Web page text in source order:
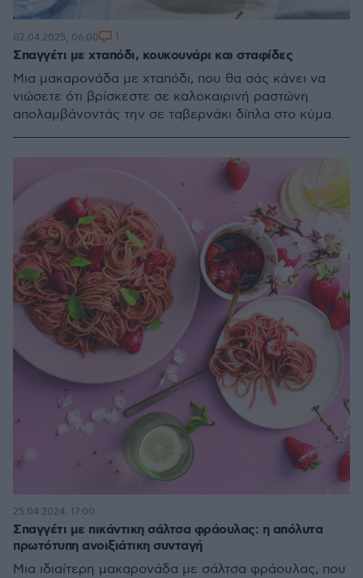
Σπαγγέτι με χταπόδι, κουκουνάρι και σταφίδες
Μια μακαρονάδα με χταπόδι, που θα σάς κάνει να
νιώσετε ότι βρίσκεστε σε καλοκαιρινή ραστώνη
απολαμβάνοντάς την σε ταβερνάκι δίπλα στο κύμα.
02.04.2025, 06:00 1
Σπαγγέτι με πικάντικη σάλτσα φράουλας: η απόλυτα
πρωτότυπη ανοιξιάτικη συνταγή
Μια ιδιαίτερη μακαρονάδα με σάλτσα φράουλας, που
25.04.2024, 17:00